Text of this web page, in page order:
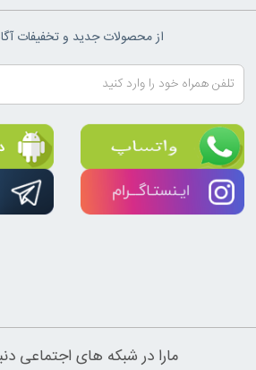
از محصولات جدید و تخفیفات
مارا در شبکه های اجتماعی